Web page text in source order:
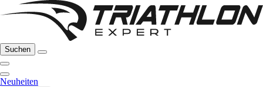
Suchen
Neuheiten